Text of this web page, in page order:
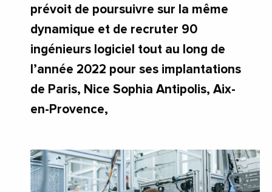
prévoit de poursuivre sur la même
dynamique et de recruter 90
ingénieurs logiciel tout au long de
l’année 2022 pour ses implantations
de Paris, Nice Sophia Antipolis, Aix-
en-Provence,